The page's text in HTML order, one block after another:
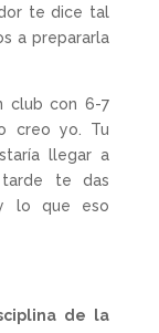
te dice tal
a prepararla
club con 6-7
creo yo. Tu
llegar a
tarde te das
lo que eso
de la